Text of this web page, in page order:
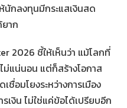
นักลงทุนมีกระแสเงินสด
าก
2026 ชี้ให้เห็นว่า แม้โลกที่
ม่แน่นอน แต่ก็สร้างโอกาส
ชื่อมโยงระหว่างการเมือง
เงิน ไม่ใช่แค่ข้อได้เปรียบอีก